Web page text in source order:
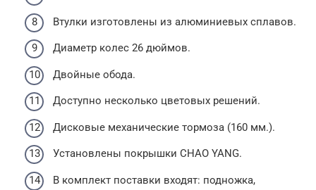
Втулки изготовлены из алюминиевых сплавов.
Диаметр колес 26 дюймов.
Двойные обода.
Доступно несколько цветовых решений.
Дисковые механические тормоза (160 мм.).
Установлены покрышки CHAO YANG.
В комплект поставки входят: подножка,